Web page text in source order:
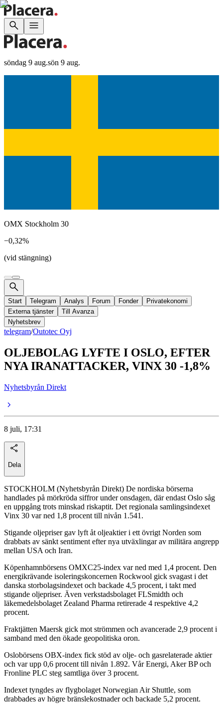
söndag 9 aug.sön 9 aug.
OMX Stockholm 30
−0,32%
(vid stängning)
Start Telegram Analys Forum Fonder
Privatekonomi
Externa tjänster
Till Avanza
Nyhetsbrev
telegram/Outotec Oyj
OLJEBOLAG LYFTE I OSLO, EFTER
NYA IRANATTACKER, VINX 30 -1,8%
Nyhetsbyrån Direkt
8 juli, 17:31
Dela
STOCKHOLM (Nyhetsbyrån Direkt) De nordiska börserna
handlades på mörkröda siffror under onsdagen, där endast Oslo såg
en uppgång trots minskad riskaptit. Det regionala samlingsindexet
Vinx 30 var ned 1,8 procent till nivån 1.541.
Stigande oljepriser gav lyft åt oljeaktier i ett övrigt Norden som
drabbats av sänkt sentiment efter nya utväxlingar av militära angrepp
mellan USA och Iran.
Köpenhamnbörsens OMXC25-index var ned med 1,4 procent. Den
energikrävande isoleringskoncernen Rockwool gick svagast i det
danska storbolagsindexet och backade 4,5 procent, i takt med
stigande oljepriser. Även verkstadsbolaget FLSmidth och
läkemedelsbolaget Zealand Pharma retirerade 4 respektive 4,2
procent.
Fraktjätten Maersk gick mot strömmen och avancerade 2,9 procent i
samband med den ökade geopolitiska oron.
Oslobörsens OBX-index fick stöd av olje- och gasrelaterade aktier
och var upp 0,6 procent till nivån 1.892. Vår Energi, Aker BP och
Fronline PLC steg samtliga över 3 procent.
Indexet tyngdes av flygbolaget Norwegian Air Shuttle, som
drabbades av högre bränslekostnader och backade 5,2 procent.